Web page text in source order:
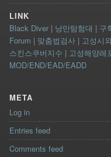
LINK
Black Diver| 낭만탐험대 | 구
Forum | 맞춤법검사| 고성시
스킨스쿠버지수 | 고성해양레
MOD/END/EAD/EADD
META
Log in
Entries feed
Comments feed